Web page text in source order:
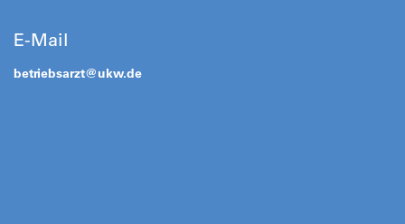
E-Mail
betriebsarzt@ukw.de